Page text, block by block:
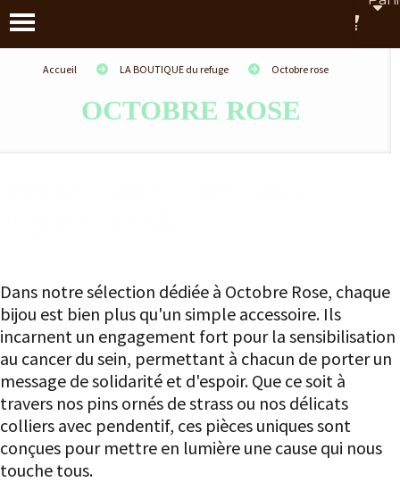
Accueil LA BOUTIQUE du refuge Octobre rose
OCTOBRE ROSE
Dans notre sélection dédiée à Octobre Rose, chaque
bijou est bien plus qu'un simple accessoire. Ils
incarnent un engagement fort pour la sensibilisation
au cancer du sein, permettant à chacun de porter un
message de solidarité et d'espoir. Que ce soit à
travers nos pins ornés de strass ou nos délicats
colliers avec pendentif, ces pièces uniques sont
conçues pour mettre en lumière une cause qui nous
touche tous.